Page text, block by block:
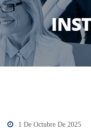
1 De Octubre De 2025